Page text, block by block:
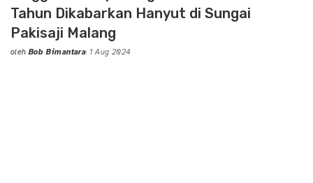
Tahun Dikabarkan Hanyut di Sungai
Pakisaji Malang
Posted
oleh Bob Bimantara 1 Aug 2024